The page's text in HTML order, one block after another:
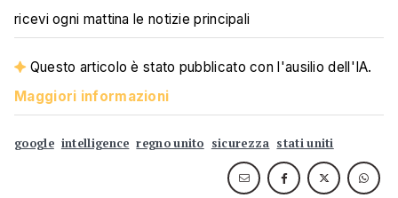
ricevi ogni mattina le notizie principali
Questo articolo è stato pubblicato con l'ausilio dell'IA.
Maggiori informazioni
google intelligence regno unito sicurezza stati uniti